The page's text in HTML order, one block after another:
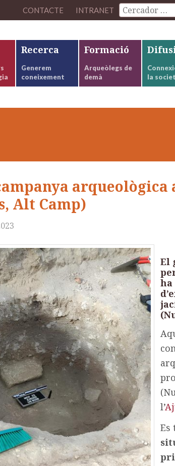
CONTACTE INTRANET
Recerca
Generem
coneixement
Formació
Arqueòlegs de
demà
la
arqueològica
Alt Camp)
El
ha
l’
Es